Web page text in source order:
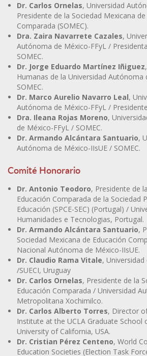
Dr. Carlos Ornelas, Universidad
Presidente de la Sociedad Mexicana
Comparada (SOMEC).
Dra. Zaira Navarrete Cazales,
Autónoma de México-FFyL /
SOMEC.
Dr. Jorge Eduardo Martínez Iñiguez
Humanas de la Universidad
SOMEC.
Dr. Marco Aurelio Navarro Leal,
Autónoma de México-FFyL / Presidente
Dra. Ileana Rojas Moreno,
de México-FFyL / SOMEC.
Dr. Armando Alcántara Santuario,
Autónoma de México-IIsUE / SOMEC.
Comité Honorario
Dr. Antonio Teodoro, Presidente de
Educación Comparada de la Sociedad
Educación (SPCE-SEC) (Portugal) /
Humanidades e Tecnologias, Portugal.
Dr. Armando Alcántara Santuario,
Sociedad Mexicana de Educación
Nacional Autónoma de México-IIsUE.
Dr. Claudio Rama Vitale, Universidad
/SUECI, Uruguay
Dr. Carlos Ornelas, Presidente de la
Educación Comparada / Universidad
Metropolitana Xochimilco.
Dr. Carlos Alberto Torres, Director
Institute at the UCLA Graduate School
University of California, USA.
Dr. Cristian Pérez Centeno, World
Education Societies (Election Task